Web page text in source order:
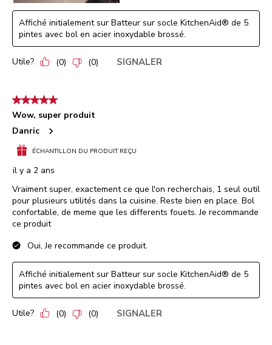
Affiché initialement sur Batteur sur socle KitchenAid® de 5
pintes avec bol en acier inoxydable brossé.
Utile? (0) (0) SIGNALER
5 étoile(s) sur 5.
Wow, super produit
Danric
ÉCHANTILLON DU PRODUIT REÇU
il y a 2 ans
Vraiment super, exactement ce que l'on recherchais, 1 seul outil
pour plusieurs utilités dans la cuisine. Reste bien en place. Bol
confortable, de meme que les differents fouets. Je recommande
ce produit
Oui, Je recommande ce produit.
Affiché initialement sur Batteur sur socle KitchenAid® de 5
pintes avec bol en acier inoxydable brossé.
Utile? (0) (0) SIGNALER